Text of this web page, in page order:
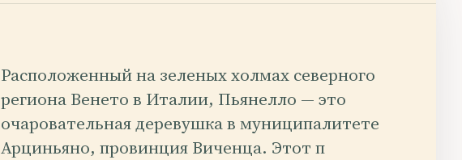
Расположенный на зеленых холмах северного
региона Венето в Италии, Пьянелло — это
очаровательная деревушка в муниципалитете
Арциньяно, провинция Виченца. Этот п